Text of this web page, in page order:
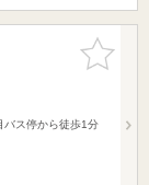
お気に入
りに追加
バス停から徒歩1分